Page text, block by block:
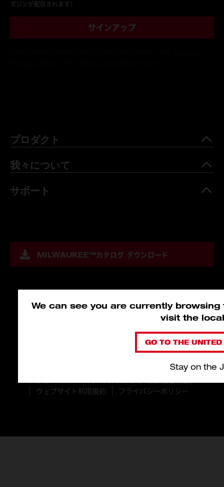
We can see you are currently
visit the
GO TO THE
Stay on the
プロダクト
我々について
サポート
ガジンが配信されます） *
サインアップ
MILWAUKEE™カタログ ダウンロード
© 2026 Milwaukee Tool Japan。 無断複製禁止。
ウェブサイト利用規約
プライバシーポリシー